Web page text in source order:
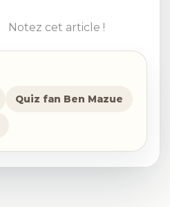
Notez cet article !
Quiz fan Ben Mazue